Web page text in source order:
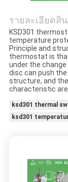
แผนผัง
เว็บไซต์
PRIVACY
POLICY
รายละเอียดสิ
KSD301
temperature
Principle and
thermostat is
under the
disc can push
structure, and
characteristic
ksd301 thermal
ksd301